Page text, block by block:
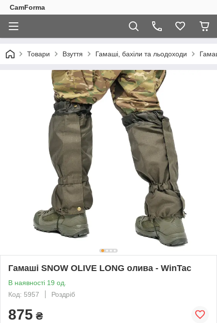
CamForma
Товари Взуття Гамаші, бахіли та льодоходи
Гамаші SNOW OLIVE LONG олива - WinTac
В наявності 19 од.
Код: 5957
Роздріб
875 ₴